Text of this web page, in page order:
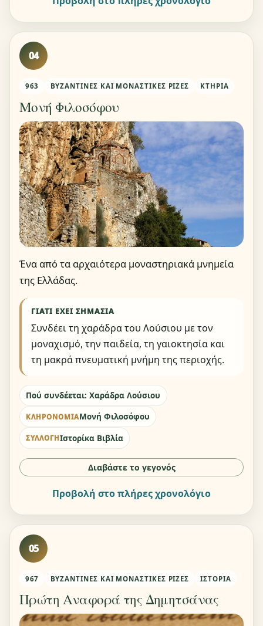
04
963 ΒΥΖΑΝΤΙΝΈΣ ΚΑΙ ΜΟΝΑΣΤΙΚΈΣ ΡΊΖΕΣ ΚΤΉΡΙΑ
Μονή Φιλοσόφου
Ένα από τα αρχαιότερα μοναστηριακά μνημεία
της Ελλάδας.
ΓΙΑΤΊ ΈΧΕΙ ΣΗΜΑΣΊΑ
Συνδέει τη χαράδρα του Λούσιου με τον
μοναχισμό, την παιδεία, τη γαιοκτησία και
τη μακρά πνευματική μνήμη της περιοχής.
Πού συνδέεται: Χαράδρα Λούσιου
ΚΛΗΡΟΝΟΜΙΆΜονή Φιλοσόφου
ΣΥΛΛΟΓΉΙστορίκα Βιβλία
Διαβάστε το γεγονός
Προβολή στο πλήρες χρονολόγιο
05
967 ΒΥΖΑΝΤΙΝΈΣ ΚΑΙ ΜΟΝΑΣΤΙΚΈΣ ΡΊΖΕΣ ΙΣΤΟΡΊΑ
Πρώτη Αναφορά της Δημητσάνας